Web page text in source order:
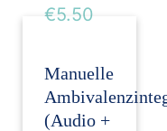
€5.50
Manuelle
(Audio +